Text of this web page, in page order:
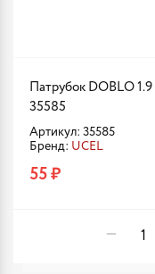
Патрубок DOBLO
35585
Артикул: 35585
Бренд: UCEL
55 ₽